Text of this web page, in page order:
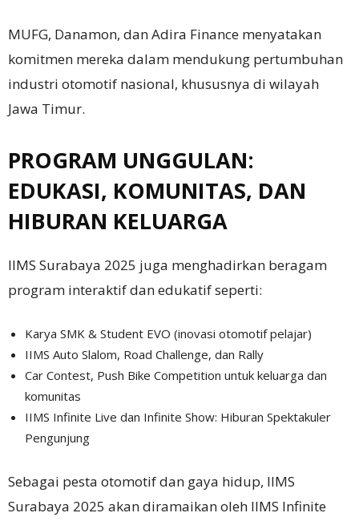
MUFG, Danamon, dan Adira Finance menyatakan
komitmen mereka dalam mendukung pertumbuhan
industri otomotif nasional, khususnya di wilayah
Jawa Timur.
PROGRAM UNGGULAN:
EDUKASI, KOMUNITAS, DAN
HIBURAN KELUARGA
IIMS Surabaya 2025 juga menghadirkan beragam
program interaktif dan edukatif seperti:
Karya SMK & Student EVO (inovasi otomotif pelajar)
IIMS Auto Slalom, Road Challenge, dan Rally
Car Contest, Push Bike Competition untuk keluarga dan
komunitas
IIMS Infinite Live dan Infinite Show: Hiburan Spektakuler
Pengunjung
Sebagai pesta otomotif dan gaya hidup, IIMS
Surabaya 2025 akan diramaikan oleh IIMS Infinite